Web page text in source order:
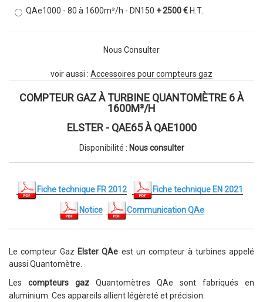
QAe1000 - 80 à 1600m³/h - DN150 + 2500 € H.T.
Nous Consulter
voir aussi : Accessoires pour compteurs gaz
COMPTEUR GAZ À TURBINE QUANTOMÈTRE 6 À
1600M³/H
ELSTER - QAE65 À QAE1000
Disponibilité : Nous consulter
Fiche technique FR 2012 Fiche technique EN 2021
Notice CommunicationQAe
Le compteur Gaz Elster QAe est un compteur à turbines appelé
aussi Quantomètre.
Les compteurs gaz Quantomètres QAe sont fabriqués en
aluminium. Ces appareils allient légèreté et précision.